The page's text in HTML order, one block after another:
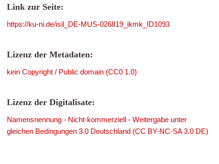
Link zur Seite:
https://ku-ni.de/isil_DE-MUS-026819_ikmk_ID1093
Lizenz der Metadaten:
kein Copyright / Public domain (CC0 1.0)
Lizenz der Digitalisate:
Namensnennung - Nicht-kommerziell - Weitergabe unter
gleichen Bedingungen 3.0 Deutschland (CC BY-NC-SA 3.0 DE)